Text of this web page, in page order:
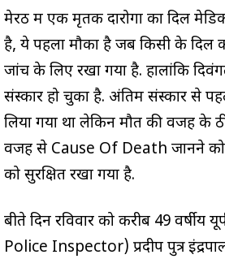
मेरठ में एक मृतक दारोगा का दिल
है, ये पहला मौका है जब किसी के
जांच के लिए रखा गया है. हालांकि
संस्कार हो चुका है. अंतिम संस्कार से
लिया गया था लेकिन मौत की वजह के
वजह से Cause Of Death जानने
को सुरक्षित रखा गया है.
बीते दिन रविवार को करीब 49 वर्षीय
Police Inspector) प्रदीप पुत्र